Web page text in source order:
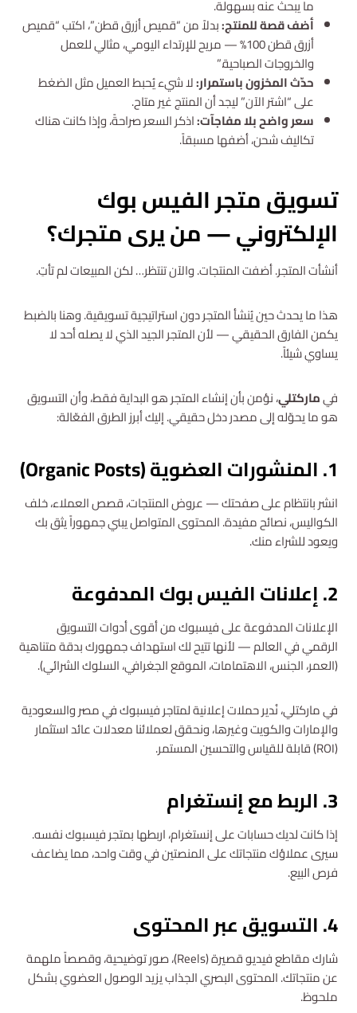
ما يبحث عنه بسهولة.
أضف قصة للمنتج:بدلاً من “قميص أزرق قطن”، اكتب “قميص
أزرق قطن 100% — مريح للإرتداء اليومي، مثالي للعمل
والخروجات الصباحية.”
حدّث المخزون باستمرار:لا شيء يُحبط العميل مثل الضغط
على “اشتر الآن” ليجد أن المنتج غير متاح.
سعر واضح بلا مفاجآت:اذكر السعر صراحةً، وإذا كانت هناك
تكاليف شحن، أضفها مسبقاً.
تسويق متجر الفيس بوك
الإلكتروني — من يرى متجرك؟
أنشأت المتجر. أضفت المنتجات. والآن تنتظر… لكن المبيعات لم تأتِ.
هذا ما يحدث حين يُنشأ المتجر دون استراتيجية تسويقية. وهنا بالضبط
يكمن الفارق الحقيقي — لأن المتجر الجيد الذي لا يصله أحد لا
يساوي شيئاً.
فيماركتلي، نؤمن بأن إنشاء المتجر هو البداية فقط، وأن التسويق
هو ما يحوّله إلى مصدر دخل حقيقي. إليك أبرز الطرق الفعّالة:
1. المنشورات العضوية (Organic Posts)
انشر بانتظام على صفحتك — عروض المنتجات، قصص العملاء، خلف
الكواليس، نصائح مفيدة. المحتوى المتواصل يبني جمهوراً يثق بك
ويعود للشراء منك.
2. إعلانات الفيس بوك المدفوعة
الإعلانات المدفوعة على فيسبوك من أقوى أدوات التسويق
الرقمي في العالم — لأنها تتيح لك استهداف جمهورك بدقة متناهية
(العمر، الجنس، الاهتمامات، الموقع الجغرافي، السلوك الشرائي).
في ماركتلي، نُدير حملات إعلانية لمتاجر فيسبوك في مصر والسعودية
والإمارات والكويت وغيرها، ونحقق لعملائنا معدلات عائد استثمار
(ROI) قابلة للقياس والتحسين المستمر.
3. الربط مع إنستغرام
إذا كانت لديك حسابات على إنستغرام، اربطها بمتجر فيسبوك نفسه.
سيرى عملاؤك منتجاتك على المنصتين في وقت واحد، مما يضاعف
فرص البيع.
4. التسويق عبر المحتوى
شارك مقاطع فيديو قصيرة (Reels)، صور توضيحية، وقصصاً ملهمة
عن منتجاتك. المحتوى البصري الجذاب يزيد الوصول العضوي بشكل
ملحوظ.